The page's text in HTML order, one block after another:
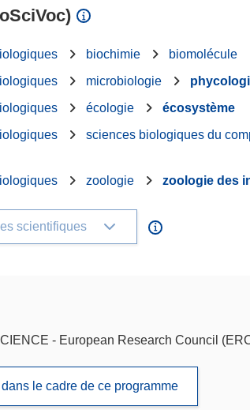
biochimie biomolécule
microbiologie
écologie
écosystème
sciences biologiques du
zoologie zoologie des
scientifiques
- European Research Council
le cadre de ce programme